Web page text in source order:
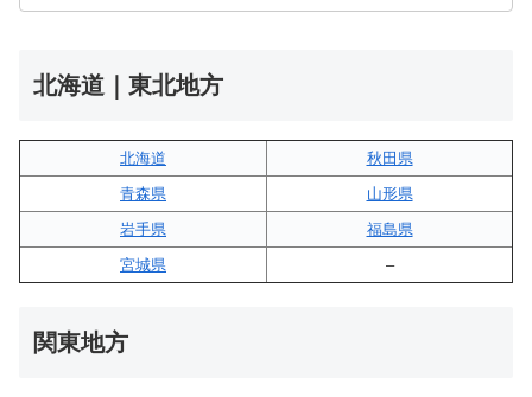
北海道｜東北地方
北海道
秋田県
青森県
山形県
岩手県
福島県
宮城県
–
関東地方